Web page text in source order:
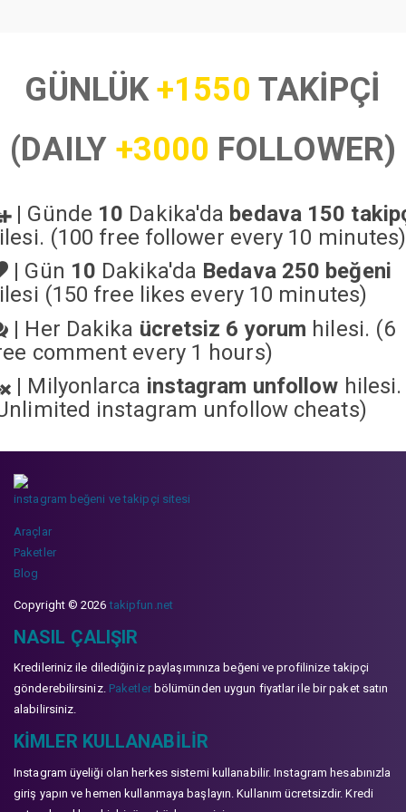
GÜNLÜK+1550 TAKİPÇİ
(DAILY +3000 FOLLOWER)
| Günde 10 Dakika'da bedava 150
(100 free follower every 10 minutes)
| Gün 10 Dakika'da Bedava 250 beğeni
(150 free likes every 10 minutes)
| Her Dakika ücretsiz 6 yorum hilesi. (6
comment every 1 hours)
| Milyonlarca instagram unfollow hilesi.
instagram unfollow cheats)
instagram beğeni ve takipçi sitesi
Araçlar
Paketler
Blog
Copyright © 2026takipfun.net
NASIL ÇALIŞIR
Kredileriniz ile dilediğiniz paylaşımınıza beğeni ve profilinize takipçi
gönderebilirsiniz. Paketlerbölümünden uygun fiyatlar ile bir paket satın
alabilirsiniz.
KIMLER KULLANABILIR
Instagram üyeliği olan herkes sistemi kullanabilir. Instagram hesabınızla
giriş yapın ve hemen kullanmaya başlayın. Kullanım ücretsizdir. Kredi